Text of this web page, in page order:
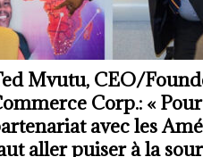
Mvutu, CEO/
Corp.: «
avec les
aller puiser à la